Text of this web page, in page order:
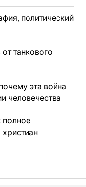
политический
танкового
эта война
человечества
полное